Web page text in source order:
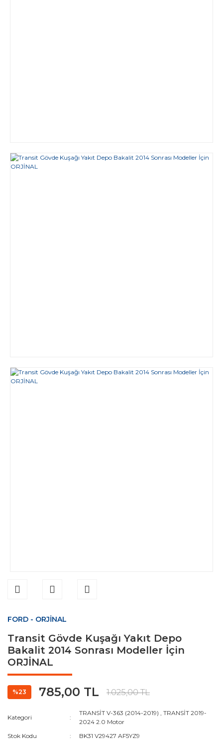
FORD - ORJİNAL
Transit Gövde Kuşağı Yakıt Depo
Bakalit 2014 Sonrası Modeller İçin
ORJİNAL
%23 785,00 TL 1.025,00 TL
Kategori
TRANSİT V-363 (2014-2019) ,TRANSİT 2019-
2024 2.0 Motor
Stok Kodu
BK31 V29427 AF5YZ9